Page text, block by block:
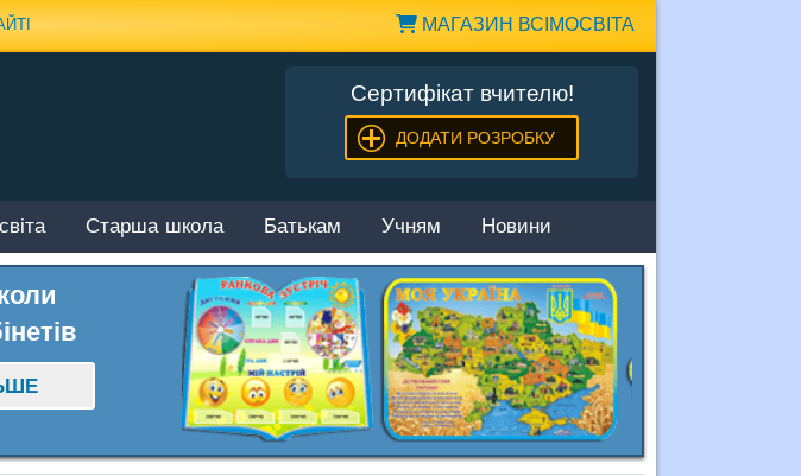
МАГАЗИН ВСІМОСВІТА
Сертифікат вчителю!
ДОДАТИ РОЗРОБКУ
Старша школа Батькам Учням Новини